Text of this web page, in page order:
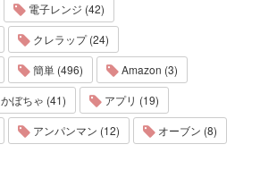
電子レンジ (42)
クレラップ (24)
簡単 (496)
Amazon (3)
かぼちゃ (41)
アプリ (19)
アンパンマン (12)
オーブン (8)